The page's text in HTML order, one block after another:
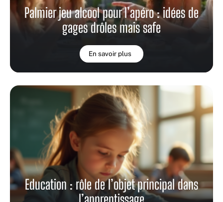
Palmier jeu alcool pour l’apéro : idées de
gages drôles mais safe
En savoir plus
Education : rôle de l’objet principal dans